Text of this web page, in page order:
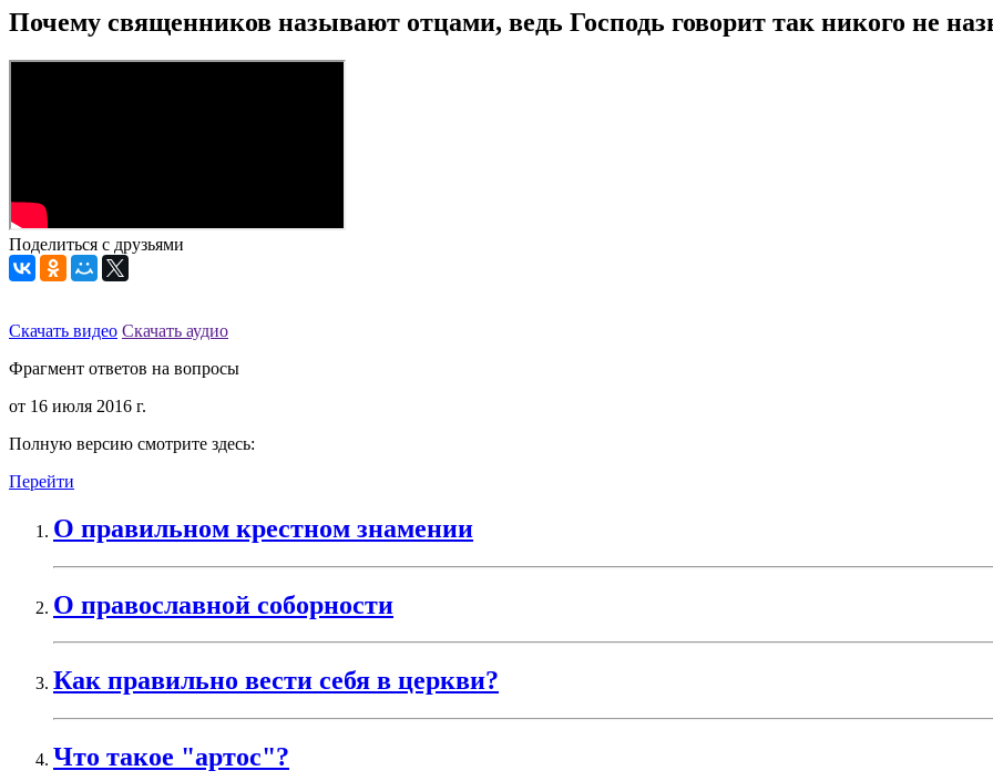
Почему священников называют отцами, ведь Господь говорит так никого не
Поделиться с друзьями
Скачать видео Скачать аудио
Фрагмент ответов на вопросы
от 16 июля 2016 г.
Полную версию смотрите здесь:
Перейти
О правильном крестном знамении
О православной соборности
Как правильно вести себя в церкви?
Что такое "артос"?